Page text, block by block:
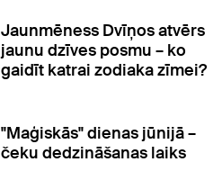
Jaunmēness Dvīņos atvērs
jaunu dzīves posmu – ko
gaidīt katrai zodiaka zīmei?
"Maģiskās" dienas jūnijā –
čeku dedzināšanas laiks